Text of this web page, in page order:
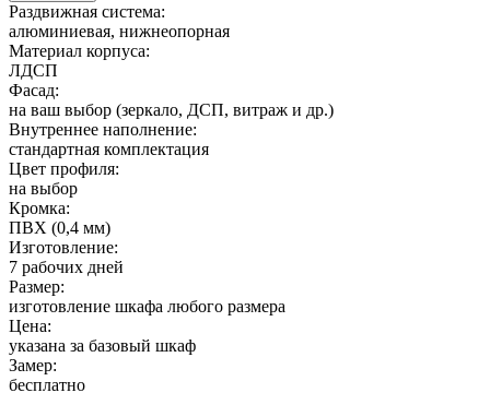
Раздвижная система:
алюминиевая, нижнеопорная
Материал корпуса:
ЛДСП
Фасад:
на ваш выбор (зеркало, ДСП, витраж и др.)
Внутреннее наполнение:
стандартная комплектация
Цвет профиля:
на выбор
Кромка:
ПВХ (0,4 мм)
Изготовление:
7 рабочих дней
Размер:
изготовление шкафа любого размера
Цена:
указана за базовый шкаф
Замер:
бесплатно